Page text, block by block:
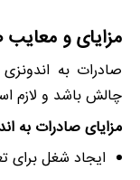
مزایای و معایب
صادرات به
چالش باشد و لازم
مزایای صادرات به
ایجاد شغل برای